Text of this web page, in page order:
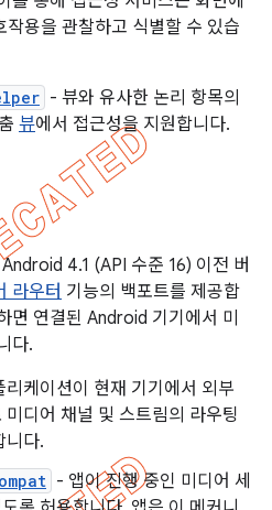
용을 관찰하고 식별할 수 있습
- 뷰와 유사한 논리 항목의
뷰에서 접근성을 지원합니다.
4.1 (API 수준 16) 이전 버
라우터 기능의 백포트를 제공합
면 연결된 Android 기기에서 미
다.
리케이션이 현재 기기에서 외부
디어 채널 및 스트림의 라우팅
니다.
- 앱이 진행 중인 미디어 세